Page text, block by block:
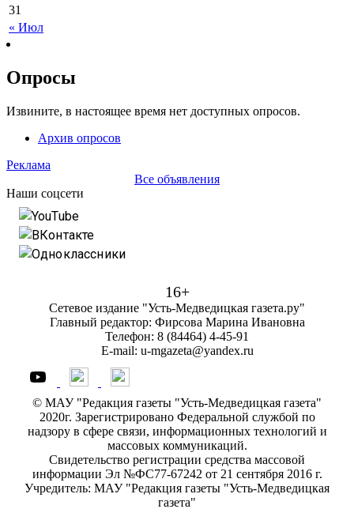
« Июл
31
Опросы
Извините, в настоящее время нет доступных опросов.
Архив опросов
Реклама
Все объявления
Наши соцсети
YouTube
ВКонтакте
Одноклассники
16+
Сетевое издание "Усть-Медведицкая газета.ру"
Главный редактор: Фирсова Марина Ивановна
Телефон: 8 (84464) 4-45-91
E-mail: u-mgazeta@yandex.ru
© МАУ "Редакция газеты "Усть-Медведицкая газета"
2020г. Зарегистрировано Федеральной службой по
надзору в сфере связи, информационных технологий и
массовых коммуникаций.
Свидетельство регистрации средства массовой
информации Эл №ФС77-67242 от 21 сентября 2016 г.
Учредитель: МАУ "Редакция газеты "Усть-Медведицкая
газета"